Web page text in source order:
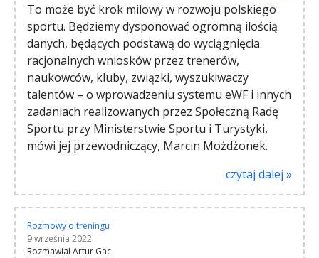
To może być krok milowy w rozwoju polskiego
sportu. Będziemy dysponować ogromną ilością
danych, będących podstawą do wyciągnięcia
racjonalnych wniosków przez trenerów,
naukowców, kluby, związki, wyszukiwaczy
talentów – o wprowadzeniu systemu eWF i innych
zadaniach realizowanych przez Społeczną Radę
Sportu przy Ministerstwie Sportu i Turystyki,
mówi jej przewodniczący, Marcin Możdżonek.
czytaj dalej »
Rozmowy o treningu
9 września 2022
Rozmawiał Artur Gac